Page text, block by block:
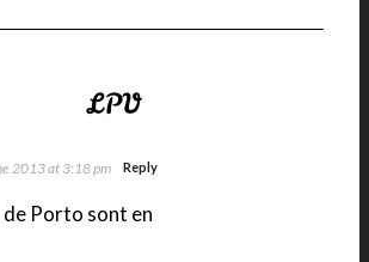
2013 at 3:18 pm Reply
de Porto sont en